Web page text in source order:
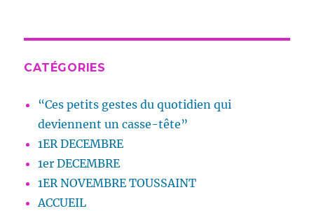
CATÉGORIES
“Ces petits gestes du quotidien qui
deviennent un casse-tête”
1ER DECEMBRE
1er DECEMBRE
1ER NOVEMBRE TOUSSAINT
ACCUEIL